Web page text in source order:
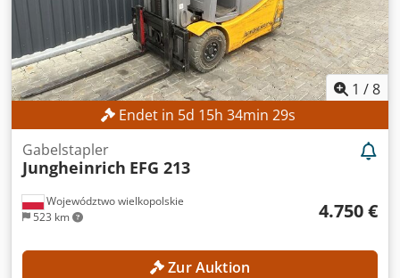
1 /8
Endet in 5d 15h 34min 26s
Województwo wielkopolskie
523 km
Gabelstapler
Jungheinrich EFG 213
4.750 €
Zur Auktion